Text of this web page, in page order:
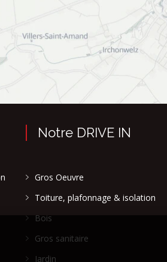
Notre DRIVE IN
Gros Oeuvre
Toiture, plafonnage & isolation
Bois
Gros sanitaire
Jardin